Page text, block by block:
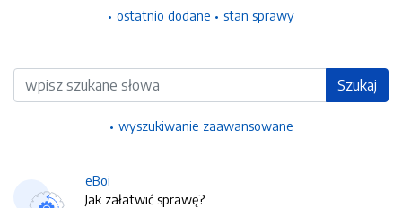
ostatnio dodane stan sprawy
Wyszukiwarka Szukaj
wyszukiwanie zaawansowane
eBoi
Jak załatwić sprawę?